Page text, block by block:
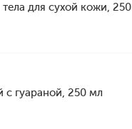
тела для сухой кожи, 250
с гуараной, 250 мл